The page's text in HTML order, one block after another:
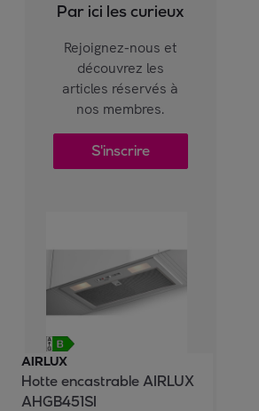
Par ici les curieux
Rejoignez-nous et
découvrez les
articles réservés à
nos membres.
S'inscrire
AIRLUX
Hotte encastrable AIRLUX
AHGB451SI